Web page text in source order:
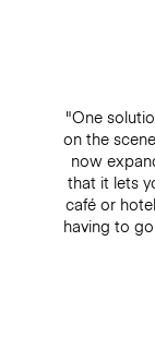
"One
on the
now
that it lets
café or
having to